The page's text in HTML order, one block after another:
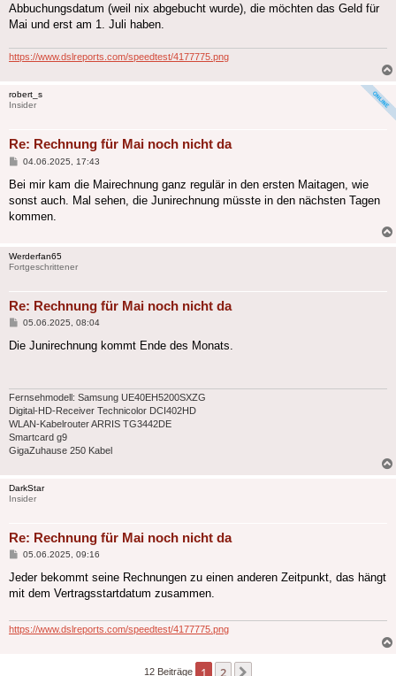
Abbuchungsdatum (weil nix abgebucht wurde), die möchten das Geld für
Mai und erst am 1. Juli haben.
https://www.dslreports.com/speedtest/4177775.png
robert_s
Insider
Re: Rechnung für Mai noch nicht da
Beitrag
04.06.2025, 17:43
Bei mir kam die Mairechnung ganz regulär in den ersten Maitagen, wie
sonst auch. Mal sehen, die Junirechnung müsste in den nächsten Tagen
kommen.
Werderfan65
Fortgeschrittener
Re: Rechnung für Mai noch nicht da
Beitrag
05.06.2025, 08:04
Die Junirechnung kommt Ende des Monats.
Fernsehmodell: Samsung UE40EH5200SXZG
Digital-HD-Receiver Technicolor DCI402HD
WLAN-Kabelrouter ARRIS TG3442DE
Smartcard g9
GigaZuhause 250 Kabel
DarkStar
Insider
Re: Rechnung für Mai noch nicht da
Beitrag
05.06.2025, 09:16
Jeder bekommt seine Rechnungen zu einen anderen Zeitpunkt, das hängt
mit dem Vertragsstartdatum zusammen.
https://www.dslreports.com/speedtest/4177775.png
12 Beiträge 1 2